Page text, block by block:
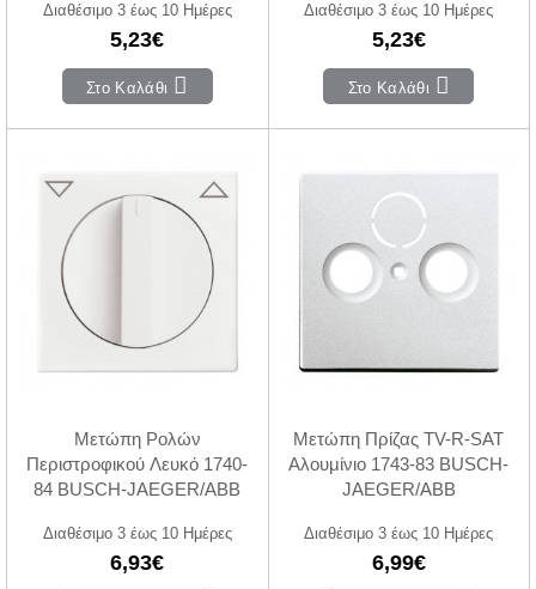
Διαθέσιμο 3 έως 10 Ημέρες
5,23€
Στο Καλάθι
Διαθέσιμο 3 έως 10 Ημέρες
5,23€
Στο Καλάθι
Μετώπη Ρολών
Περιστροφικού Λευκό 1740-
84 BUSCH-JAEGER/ABB
Διαθέσιμο 3 έως 10 Ημέρες
6,93€
Μετώπη Πρίζας TV-R-SAT
Αλουμίνιο 1743-83 BUSCH-
JAEGER/ABB
Διαθέσιμο 3 έως 10 Ημέρες
6,99€